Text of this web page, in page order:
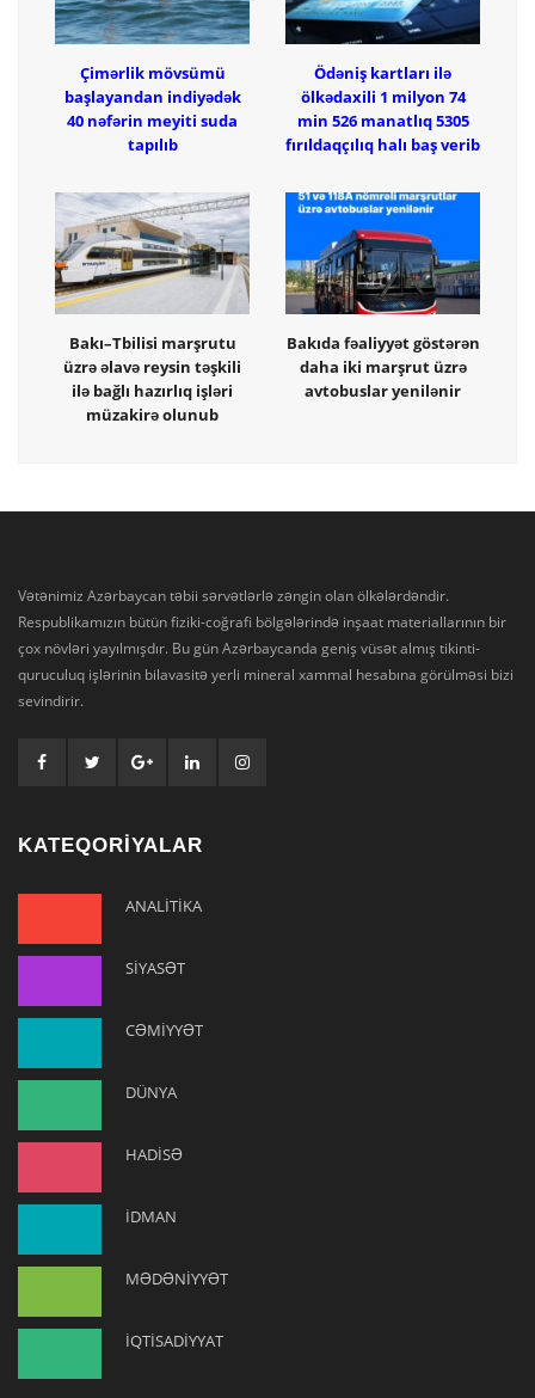
Çimərlik mövsümü
başlayandan indiyədək
40 nəfərin meyiti suda
tapılıb
Ödəniş kartları ilə
ölkədaxili 1 milyon 74
min 526 manatlıq 5305
fırıldaqçılıq halı baş verib
Bakı–Tbilisi marşrutu
üzrə əlavə reysin təşkili
ilə bağlı hazırlıq işləri
müzakirə olunub
Bakıda fəaliyyət göstərən
daha iki marşrut üzrə
avtobuslar yenilənir
Vətənimiz Azərbaycan təbii sərvətlərlə zəngin olan ölkələrdəndir.
Respublikamızın bütün fiziki-coğrafi bölgələrində inşaat materiallarının bir
çox növləri yayılmışdır. Bu gün Azərbaycanda geniş vüsət almış tikinti-
quruculuq işlərinin bilavasitə yerli mineral xammal hesabına görülməsi bizi
sevindirir.
KATEQORİYALAR
ANALİTİKA
SİYASƏT
CƏMİYYƏT
DÜNYA
HADİSƏ
İDMAN
MƏDƏNİYYƏT
İQTİSADİYYAT